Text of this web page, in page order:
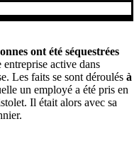
ont été séquestrées
entreprise active dans
Les faits se sont déroulés à
un employé a été pris en
Il était alors avec sa